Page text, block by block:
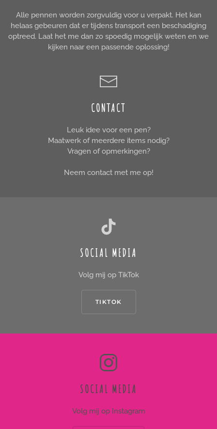
Alle pennen worden zorgvuldig voor u verpakt. Het kan
helaas gebeuren dat er tijdens transport een beschadiging
optreed. Laat het me dan zo spoedig mogelijk weten en we
kijken naar een passende oplossing!
CONTACT
Leuk idee voor een pen?
Maatwerk of meerdere items nodig?
Vragen of opmerkingen?
Neem contact met me op!
SOCIAL MEDIA
Volg mij op TikTok
TIKTOK
SOCIAL MEDIA
Volg mij op Instagram